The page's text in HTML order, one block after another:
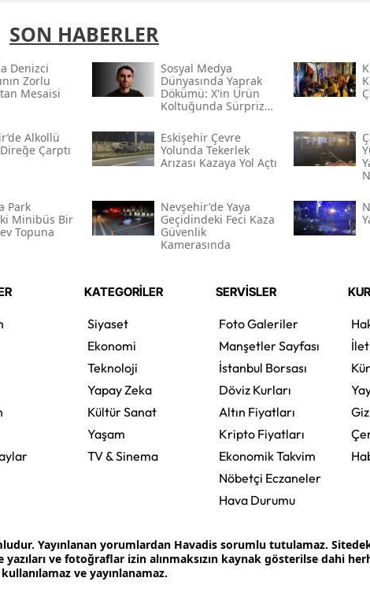
SON HABERLER
Denizci
Zorlu
Mesaisi
Sosyal Medya
Dünyasında Yaprak
Dökümü: X'in Ürün
Koltuğunda Sürpriz
Alkollü
Çarptı
Eskişehir Çevre
Yolunda Tekerlek
Arızası Kazaya Yol Açtı
Park
Minibüs Bir
Topuna
Nevşehir'de Yaya
Geçidindeki Feci Kaza
Güvenlik
Kamerasında
KATEGORİLER
Siyaset
Ekonomi
Teknoloji
Yapay Zeka
Kültür Sanat
Yaşam
TV & Sinema
SERVİSLER
Foto Galeriler
Manşetler Sayfası
İstanbul Borsası
Döviz Kurları
Altın Fiyatları
Kripto Fiyatları
Ekonomik Takvim
Nöbetçi Eczaneler
Hava Durumu
Yayınlanan yorumlardan Havadis sorumlu tutulamaz.
yazıları ve fotoğraflar izin alınmaksızın kaynak gösterilse dahi
kullanılamaz ve yayınlanamaz.